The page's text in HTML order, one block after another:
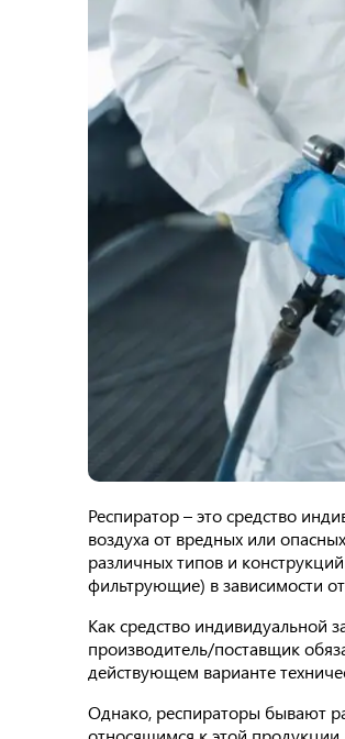
Респиратор – это средство
воздуха от вредных или
различных типов и
фильтрующие) в зависимости
Как средство индивидуальной
производитель/поставщик
действующем варианте
Однако, респираторы бывают